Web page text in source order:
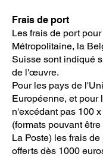
Frais de port
Les frais de port
Métropolitaine, la
Suisse sont indiqué
de l'œuvre.
Pour les pays de
Européenne, et pour
n'excédant pas 100
(formats pouvant
La Poste) les frais
offerts dès 1000